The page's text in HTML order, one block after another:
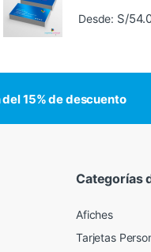
Desde: S/
del 15% de descuento
Categorías
Afiches
Tarjetas